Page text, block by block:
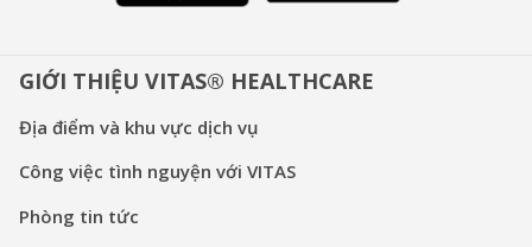
GIỚI THIỆU VITAS® HEALTHCARE
Địa điểm và khu vực dịch vụ
Công việc tình nguyện với VITAS
Phòng tin tức